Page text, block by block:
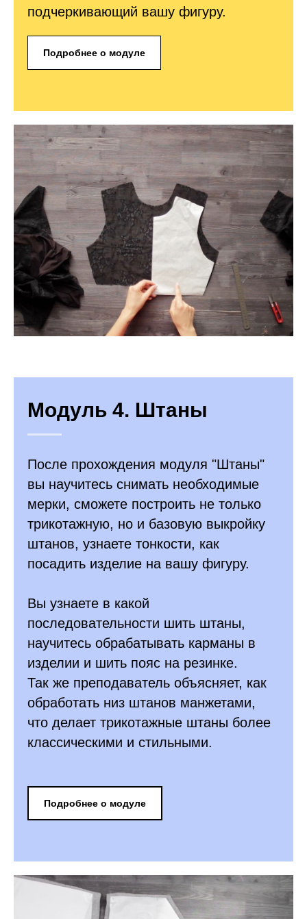
подчеркивающий вашу фигуру.
Подробнее о модуле
Модуль 4. Штаны
После прохождения модуля "Штаны"
вы научитесь снимать необходимые
мерки, сможете построить не только
трикотажную, но и базовую выкройку
штанов, узнаете тонкости, как
посадить изделие на вашу фигуру.
Вы узнаете в какой
последовательности шить штаны,
научитесь обрабатывать карманы в
изделии и шить пояс на резинке.
Так же преподаватель объясняет, как
обработать низ штанов манжетами,
что делает трикотажные штаны более
классическими и стильными.
Подробнее о модуле